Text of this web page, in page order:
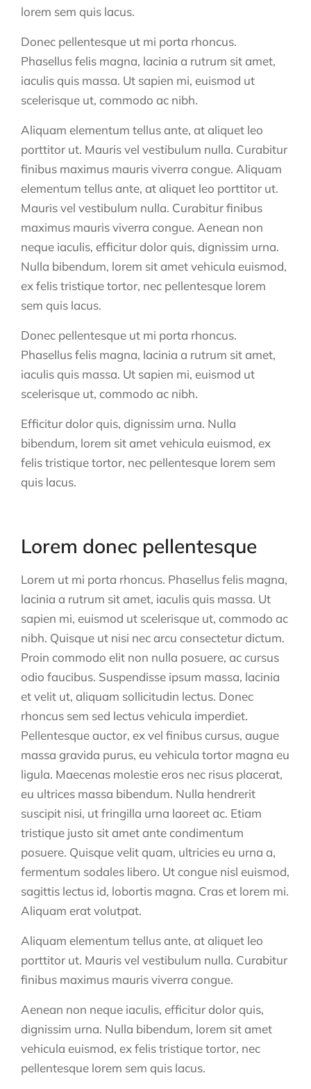
lorem sem quis lacus.
Donec pellentesque ut mi porta rhoncus.
Phasellus felis magna, lacinia a rutrum sit amet,
iaculis quis massa. Ut sapien mi, euismod ut
scelerisque ut, commodo ac nibh.
Aliquam elementum tellus ante, at aliquet leo
porttitor ut. Mauris vel vestibulum nulla. Curabitur
finibus maximus mauris viverra congue. Aliquam
elementum tellus ante, at aliquet leo porttitor ut.
Mauris vel vestibulum nulla. Curabitur finibus
maximus mauris viverra congue. Aenean non
neque iaculis, efficitur dolor quis, dignissim urna.
Nulla bibendum, lorem sit amet vehicula euismod,
ex felis tristique tortor, nec pellentesque lorem
sem quis lacus.
Donec pellentesque ut mi porta rhoncus.
Phasellus felis magna, lacinia a rutrum sit amet,
iaculis quis massa. Ut sapien mi, euismod ut
scelerisque ut, commodo ac nibh.
Efficitur dolor quis, dignissim urna. Nulla
bibendum, lorem sit amet vehicula euismod, ex
felis tristique tortor, nec pellentesque lorem sem
quis lacus.
Lorem donec pellentesque
Lorem ut mi porta rhoncus. Phasellus felis magna,
lacinia a rutrum sit amet, iaculis quis massa. Ut
sapien mi, euismod ut scelerisque ut, commodo ac
nibh. Quisque ut nisi nec arcu consectetur dictum.
Proin commodo elit non nulla posuere, ac cursus
odio faucibus. Suspendisse ipsum massa, lacinia
et velit ut, aliquam sollicitudin lectus. Donec
rhoncus sem sed lectus vehicula imperdiet.
Pellentesque auctor, ex vel finibus cursus, augue
massa gravida purus, eu vehicula tortor magna eu
ligula. Maecenas molestie eros nec risus placerat,
eu ultrices massa bibendum. Nulla hendrerit
suscipit nisi, ut fringilla urna laoreet ac. Etiam
tristique justo sit amet ante condimentum
posuere. Quisque velit quam, ultricies eu urna a,
fermentum sodales libero. Ut congue nisl euismod,
sagittis lectus id, lobortis magna. Cras et lorem mi.
Aliquam erat volutpat.
Aliquam elementum tellus ante, at aliquet leo
porttitor ut. Mauris vel vestibulum nulla. Curabitur
finibus maximus mauris viverra congue.
Aenean non neque iaculis, efficitur dolor quis,
dignissim urna. Nulla bibendum, lorem sit amet
vehicula euismod, ex felis tristique tortor, nec
pellentesque lorem sem quis lacus.